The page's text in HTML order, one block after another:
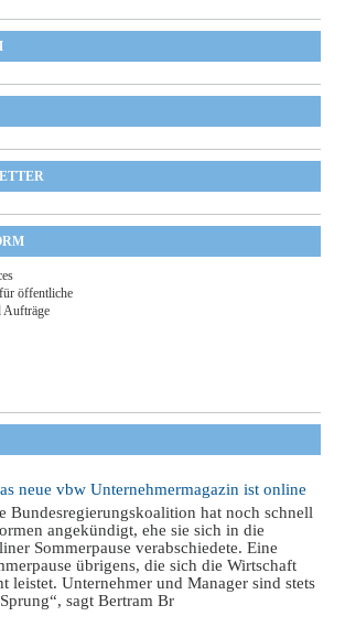
öffentliche
Aufträge
neue vbw Unternehmermagazin ist online
Bundesregierungskoalition hat noch schnell
angekündigt, ehe sie sich in die
Sommerpause verabschiedete. Eine
übrigens, die sich die Wirtschaft
leistet. Unternehmer und Manager sind stets
sagt Bertram Br